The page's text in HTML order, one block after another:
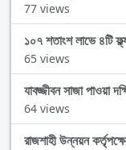
77 views
১০৭ শতাংশ লাভে ৪টি
65 views
যাবজ্জীবন সাজা পাওয়া
64 views
রাজশাহী উন্নয়ন